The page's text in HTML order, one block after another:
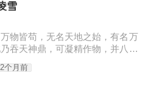
雪
物皆苟，无名天地之始，有名万
吞天神鼎，可凝精作物，并八荒
！
2个月前